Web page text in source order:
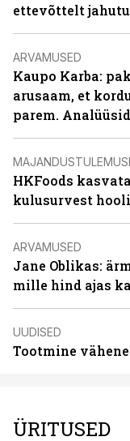
ettevõttelt
ARVAMUSED
Kaupo Karba:
arusaam, et
parem.
HKFoods
kulusurvest
ARVAMUSED
Jane Oblikas:
mille hind ajas
UUDISED
Tootmine
ÜRITUSED